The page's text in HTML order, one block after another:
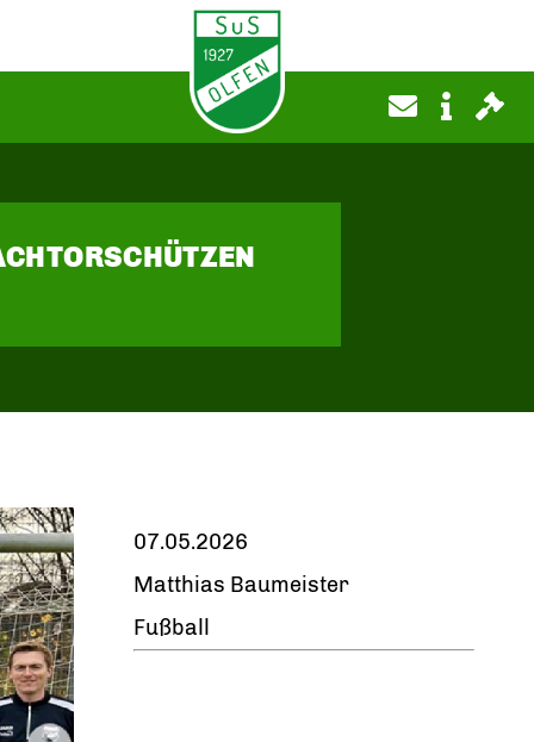
07.05.2026
Matthias Baumeister
Fußball